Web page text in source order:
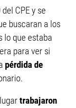
CPE y se
buscaran a los
lo que estaba
para ver si
pérdida de
trabajaron